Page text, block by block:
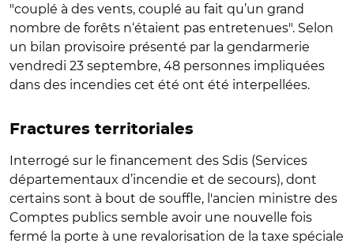
"couplé à des vents, couplé au fait qu’un grand
nombre de forêts n‘étaient pas entretenues". Selon
un bilan provisoire présenté par la gendarmerie
vendredi 23 septembre, 48 personnes impliquées
dans des incendies cet été ont été interpellées.
Fractures territoriales
Interrogé sur le financement des Sdis (Services
départementaux d’incendie et de secours), dont
certains sont à bout de souffle, l'ancien ministre des
Comptes publics semble avoir une nouvelle fois
fermé la porte à une revalorisation de la taxe spéciale